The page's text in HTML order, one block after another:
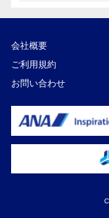
会社概要
ご利用規約
お問い合わせ